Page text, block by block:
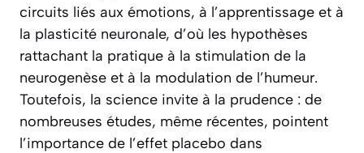
circuits liés aux émotions, à l’apprentissage et à
la plasticité neuronale, d’où les hypothèses
rattachant la pratique à la stimulation de la
neurogenèse et à la modulation de l’humeur.
Toutefois, la science invite à la prudence : de
nombreuses études, même récentes, pointent
l’importance de l’effet placebo dans